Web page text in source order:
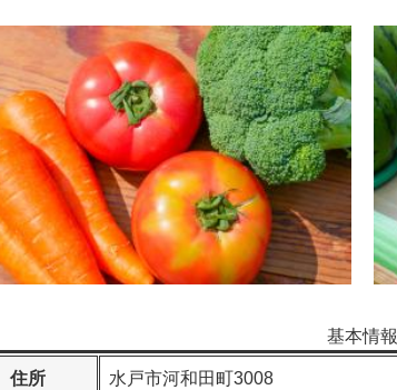
基本情報
住所 水戸市河和田町3008